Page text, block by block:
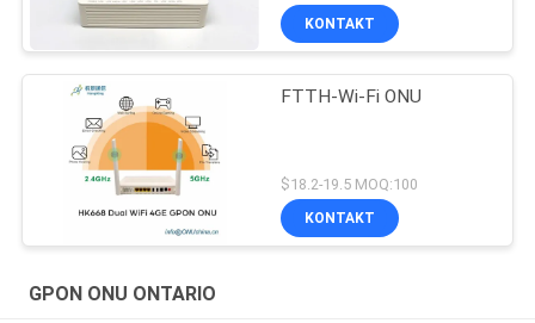
KONTAKT
FTTH-Wi-Fi ONU
$18.2-19.5 MOQ:100
KONTAKT
GPON ONU ONTARIO